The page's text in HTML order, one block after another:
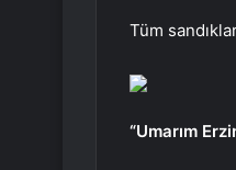
Tüm
“Umarım